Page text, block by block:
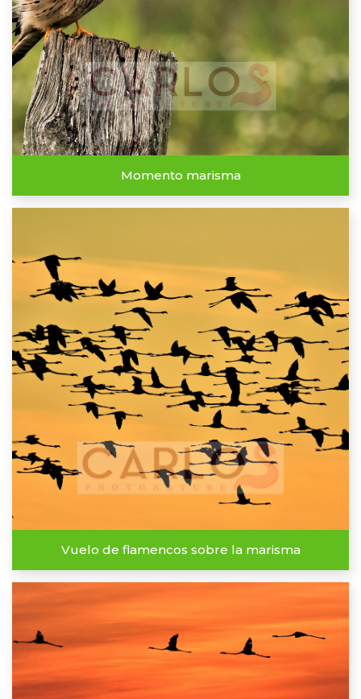
Momento marisma
Vuelo de flamencos sobre la marisma